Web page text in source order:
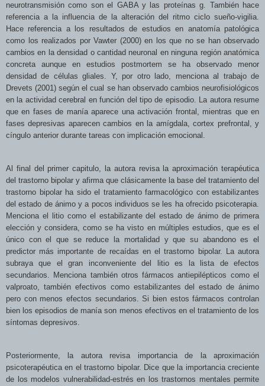
neurotransmisión como son el GABA y las proteínas g. También hace
referencia a la influencia de la alteración del ritmo ciclo sueño-vigilia.
Hace referencia a los resultados de estudios en anatomía patológica
como los realizados por Vawter (2000) en los que no se han observado
cambios en la densidad o cantidad neuronal en ninguna región anatómica
concreta aunque en estudios postmortem se ha observado menor
densidad de células gliales. Y, por otro lado, menciona al trabajo de
Drevets (2001) según el cual se han observado cambios neurofisiológicos
en la actividad cerebral en función del tipo de episodio. La autora resume
que en fases de manía aparece una activación frontal, mientras que en
fases depresivas aparecen cambios en la amígdala, cortex prefrontal, y
cíngulo anterior durante tareas con implicación emocional.
Al final del primer capitulo, la autora revisa la aproximación terapéutica
del trastorno bipolar y afirma que clásicamente la base del tratamiento del
trastorno bipolar ha sido el tratamiento farmacológico con estabilizantes
del estado de ánimo y a pocos individuos se les ha ofrecido psicoterapia.
Menciona el litio como el estabilizante del estado de ánimo de primera
elección y considera, como se ha visto en múltiples estudios, que es el
único con el que se reduce la mortalidad y que su abandono es el
predictor más importante de recaídas en el trastorno bipolar. La autora
subraya que el gran inconveniente del litio es la lista de efectos
secundarios. Menciona también otros fármacos antiepilépticos como el
valproato, también efectivos como estabilizantes del estado de ánimo
pero con menos efectos secundarios. Si bien estos fármacos controlan
bien los episodios de manía son menos efectivos en el tratamiento de los
síntomas depresivos.
Posteriormente, la autora revisa importancia de la aproximación
psicoterapéutica en el trastorno bipolar. Dice que la importancia creciente
de los modelos vulnerabilidad-estrés en los trastornos mentales permite